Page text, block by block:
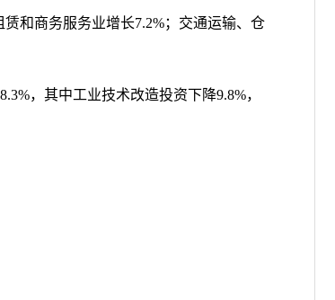
赁和商务服务业增长7.2%； 交通运输、 仓
8.3%，其中工业技术改造投资下降9.8%，